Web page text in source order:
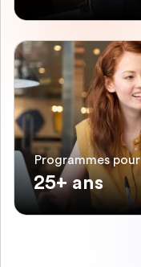
Programmes pour
25+ ans